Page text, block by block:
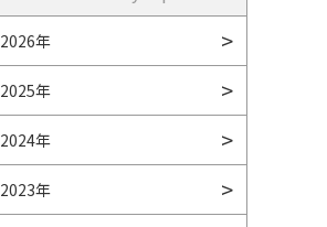
2026年
2025年
2024年
2023年